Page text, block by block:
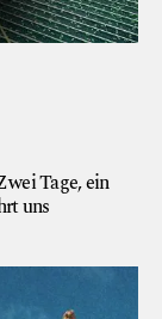
Tage, ein
uns